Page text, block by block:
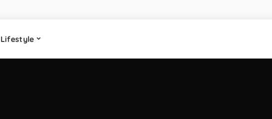
Lifestyle